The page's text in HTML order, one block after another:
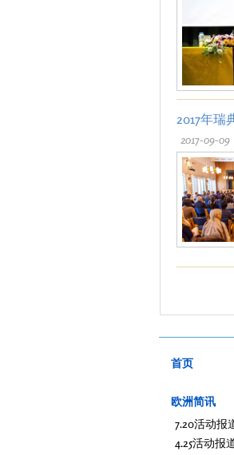
2017年瑞
2017-09-09
首页
欧洲简讯
7.20活动报
4.25活动报